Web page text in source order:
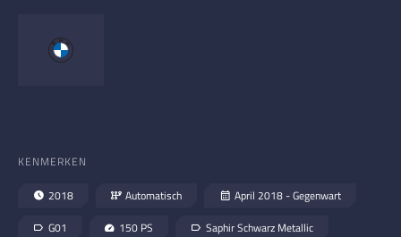
KENMERKEN
2018 Automatisch April 2018 - Gegenwart
G01 150 PS Saphir Schwarz Metallic